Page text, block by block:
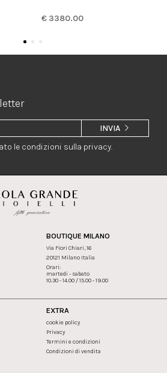
€ 3380.00
le condizioni sulla privacy.
INVIA
BOUTIQUE MILANO
Via Fiori Chiari, 16
20121 Milano Italia
Orari:
martedi - sabato
10.30 - 14.00 / 15.00 - 19.00
EXTRA
cookie policy
Privacy
Termini e condizioni
Condizioni di vendita